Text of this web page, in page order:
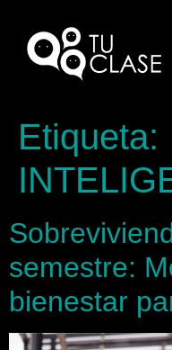
Etiqueta:
semestre:
bienestar